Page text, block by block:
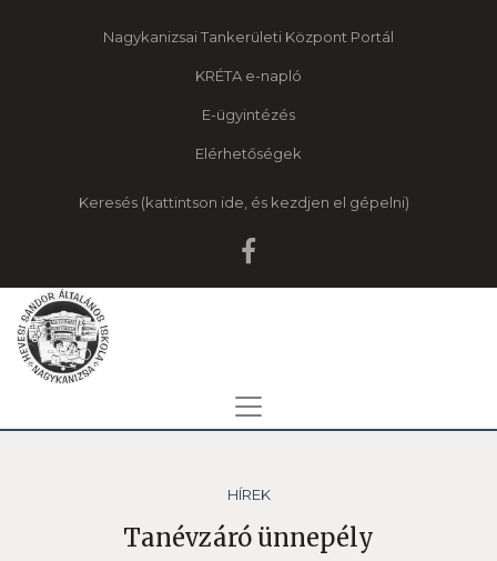
Nagykanizsai Tankerületi Központ Portál
KRÉTA e-napló
E-ügyintézés
Elérhetőségek
Keresés
HÍREK
Tanévzáró ünnepély